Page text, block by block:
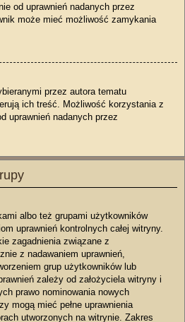
od uprawnień nadanych przez
może mieć możliwość zamykania
przez autora tematu
ich treść. Możliwość korzystania z
uprawnień nadanych przez
albo też grupami użytkowników
uprawnień kontrolnych całej witryny.
zagadnienia związane z
z nadawaniem uprawnień,
grup użytkowników lub
zależy od założyciela witryny i
prawo nominowania nowych
mogą mieć pełne uprawnienia
utworzonych na witrynie. Zakres